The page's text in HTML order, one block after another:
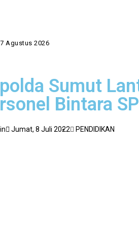
Agustus 2026
Sumut
Bintara
Jumat, 8 Juli 2022 PENDIDIKAN